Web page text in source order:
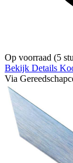
Op voorraad (5
Bekijk Details
Via